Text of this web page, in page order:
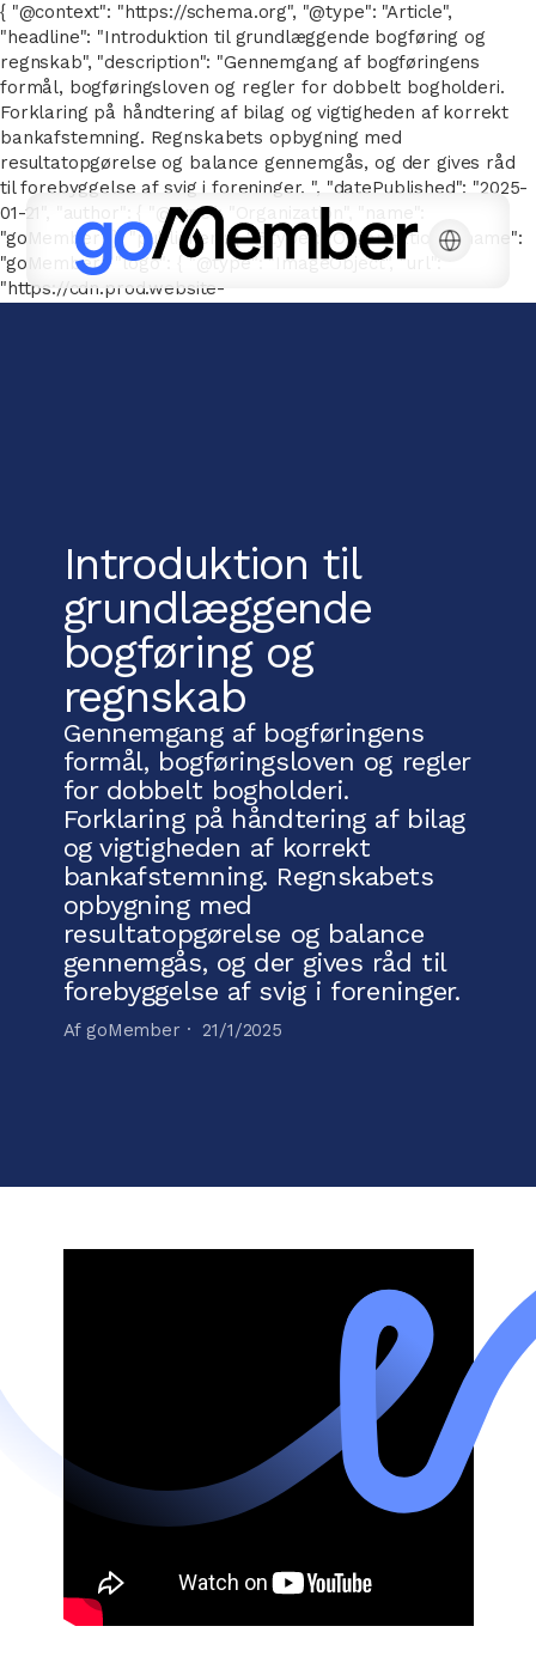
{ "@context": "https://schema.org", "@type": "Article",
"headline": "Introduktion til grundlæggende bogføring og
regnskab", "description": "Gennemgang af bogføringens
formål, bogføringsloven og regler for dobbelt bogholderi.
Forklaring på håndtering af bilag og vigtigheden af korrekt
bankafstemning. Regnskabets opbygning med
resultatopgørelse og balance gennemgås, og der gives råd
til forebyggelse af svig i foreninger. ", "datePublished": "2025-
01-21", "author": { "@type": "Organization", "name":
"goMember" }, "publisher": { "@type": "Organization", "name":
"goMember", "logo": { "@type": "ImageObject", "url":
"https://cdn.prod.website-
Introduktion til
grundlæggende
bogføring og
regnskab
Gennemgang af bogføringens
formål, bogføringsloven og regler
for dobbelt bogholderi.
Forklaring på håndtering af bilag
og vigtigheden af korrekt
bankafstemning. Regnskabets
opbygning med
resultatopgørelse og balance
gennemgås, og der gives råd til
forebyggelse af svig i foreninger.
Af goMember ·21/1/2025